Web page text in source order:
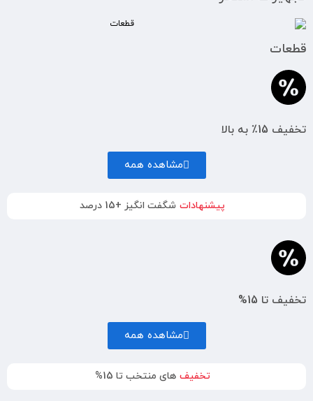
قطعات
تخفیف 15٪ به بالا
مشاهده همه
پیشنهادات شگفت انگیز +15 درصد
تخفیف تا 15%
مشاهده همه
تخفیف های منتخب تا 15%